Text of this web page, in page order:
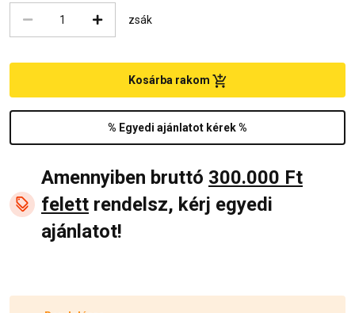
zsák
% Egyedi ajánlatot kérek %
Kosárba rakom
Amennyiben bruttó 300.000 Ft
felett rendelsz, kérj egyedi
ajánlatot!